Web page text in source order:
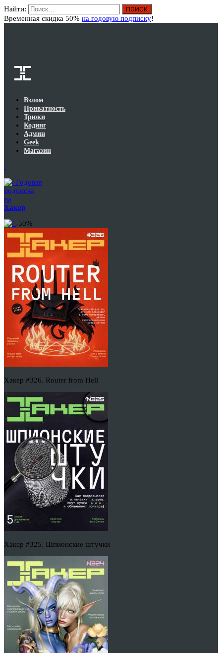
Найти:
Временная скидка 50% на годовую подписку!
Взлом
Приватность
Трюки
Кодинг
Админ
Geek
Магазин
Годовая
подписка
на
Хакер
-50%
Хакер #326. Router from Hell
Хакер #325. Шпионские штучки